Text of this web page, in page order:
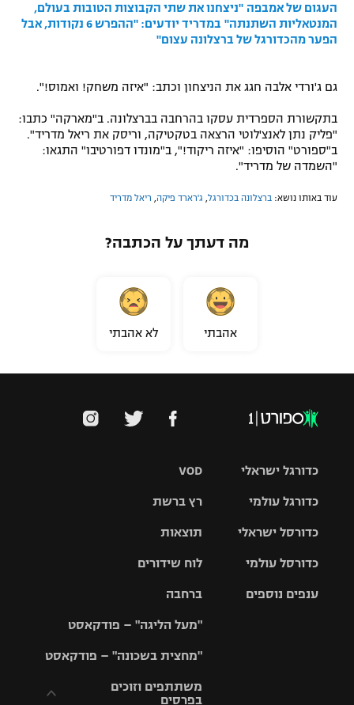
העגום של אמבפה "ניצחנו את שתי הקבוצות הטובות בעולם,
המנטאליות השתנתה"
במדריד יודעים: "ההפרש 6 נקודות, אבל
הפער מהכדורגל של ברצלונה עצום"
גם ג'ורדי אלבה חגג את הניצחון וכתב: "איזה משחק! ואמוס!".
בתקשורת הספרדית עסקו בהרחבה בברצלונה. ב"מארקה" כתבו:
"פליק נתן לאנצ'לוטי הרצאה בטקטיקה, וריסק את ריאל מדריד".
ב"ספורט" הוסיפו: "איזה ריקוד!", ב"מונדו דפורטיבו" התגאו:
"השמדה של מדריד".
עוד באותו נושא: ברצלונה בכדורגל ג'רארד פיקה ריאל מדריד
מה דעתך על הכתבה?
אהבתי לא אהבתי
VOD
רץ ברשת
תוצאות
לוח שידורים
ברחבה
"מעל הליגה" – פודקאסט
"מחצית בשכונה" – פודקאסט
משתתפים וזוכים
בפרסים
כדורגל ישראלי
גביע הטוטו
כדורגל עולמי
האלופות
ליגה
כדורסל ישראלי
סל
כדורסל עולמי
ענפים נוספים